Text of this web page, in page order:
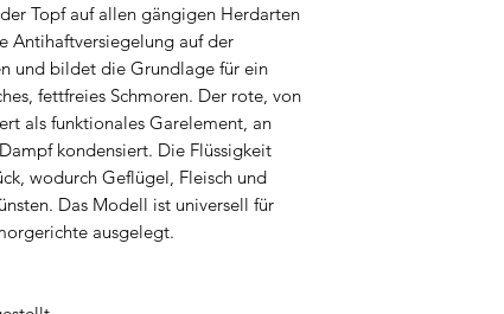
Topf auf allen gängigen Herdarten
Antihaftversiegelung auf der
und bildet die Grundlage für ein
fettfreies Schmoren. Der rote, von
als funktionales Garelement, an
kondensiert. Die Flüssigkeit
wodurch Geflügel, Fleisch und
Das Modell ist universell für
ausgelegt.